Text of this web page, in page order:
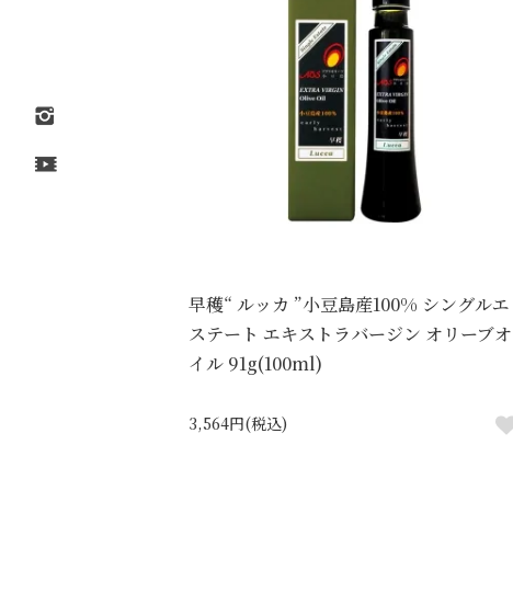
早穫“ ルッカ ”小豆島産100% シングルエ
ステート エキストラバージン オリーブオ
イル 91g(100ml)
3,564円(税込)